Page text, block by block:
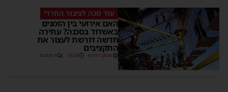
עוד מכה לציבור החרדי
האם אירועי בין הזמנים
באשדוד בסכנה? עתירה
חדשה דורשת לעצור את
התקציבים
מנחם דויטש 14:24 1 תגובות